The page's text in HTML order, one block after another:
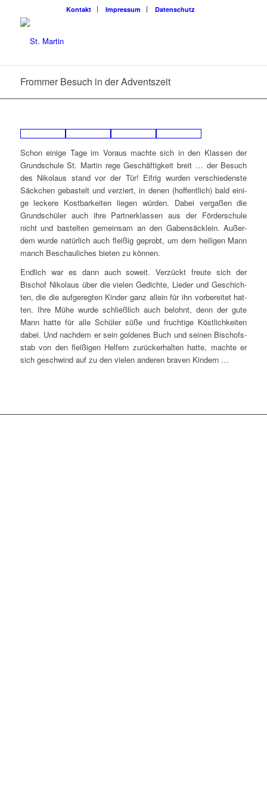
Kon­takt Impres­sum Daten­schutz
From­mer Besuch in der Adventszeit
Schon eini­ge Tage im Vor­aus mach­te sich in den Klas­sen der
Grund­schu­le St. Mar­tin rege Geschäf­tig­keit breit … der Besuch
des Niko­laus stand vor der Tür! Eif­rig wur­den ver­schie­dens­te
Säck­chen gebas­telt und ver­ziert, in denen (hof­fent­lich) bald eini­
ge lecke­re Kost­bar­kei­ten lie­gen wür­den. Dabei ver­ga­ßen die
Grund­schü­ler auch ihre Part­ner­klas­sen aus der För­der­schu­le
nicht und bas­tel­ten gemein­sam an den Gaben­säck­lein. Außer­
dem wur­de natür­lich auch flei­ßig geprobt, um dem hei­li­gen Mann
manch Beschau­li­ches bie­ten zu können.
End­lich war es dann auch soweit. Ver­zückt freu­te sich der
Bischof Niko­laus über die vie­len Gedich­te, Lie­der und Geschich­
ten, die die auf­ge­reg­ten Kin­der ganz allein für ihn vor­be­rei­tet hat­
ten. Ihre Mühe wur­de schließ­lich auch belohnt, denn der gute
Mann hat­te für alle Schü­ler süße und fruch­ti­ge Köst­lich­kei­ten
dabei. Und nach­dem er sein gol­de­nes Buch und sei­nen Bischofs­
stab von den flei­ßi­gen Hel­fern zurück­er­hal­ten hat­te, mach­te er
sich geschwind auf zu den vie­len ande­ren bra­ven Kindern …